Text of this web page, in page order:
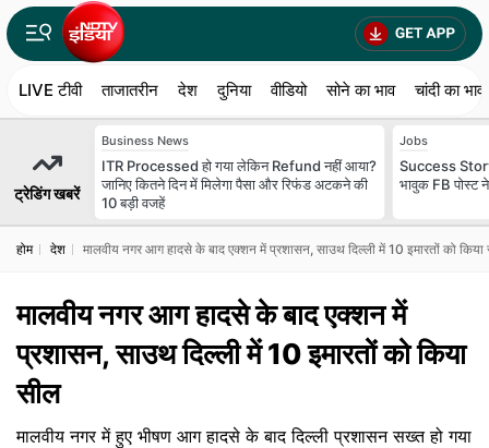
LIVE टीवी ताजातरीन देश दुनिया वीडियो सोने का भाव चांदी का भाव
ट्रेडिंग खबरें
Business News
ITR Processed हो गया लेकिन Refund नहीं आया?
जानिए कितने दिन में मिलेगा पैसा और रिफंड अटकने की
10 बड़ी वजहें
Jobs
Success
भावुक FB पोस्ट
होम देश मालवीय नगर आग हादसे के बाद एक्शन में प्रशासन, साउथ दिल्ली में 10 इमारतों को किया
मालवीय नगर आग हादसे के बाद एक्शन में
प्रशासन, साउथ दिल्ली में 10 इमारतों को किया
सील
मालवीय नगर में हुए भीषण आग हादसे के बाद दिल्ली प्रशासन सख्त हो गया